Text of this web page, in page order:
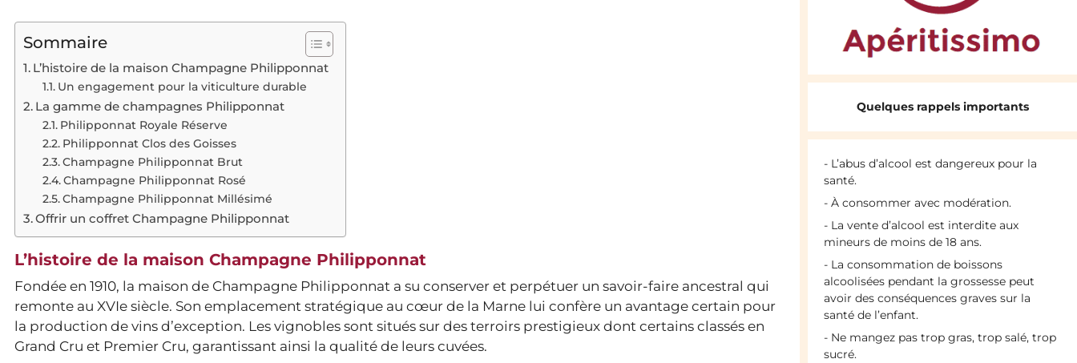
Sommaire
L’histoire de la maison Champagne Philipponnat
Un engagement pour la viticulture durable
La gamme de champagnes Philipponnat
Philipponnat Royale Réserve
Philipponnat Clos des Goisses
Champagne Philipponnat Brut
Champagne Philipponnat Rosé
Champagne Philipponnat Millésimé
Offrir un coffret Champagne Philipponnat
L’histoire de la maison Champagne Philipponnat
Fondée en 1910, la maison de Champagne Philipponnat a su conserver et perpétuer un savoir-faire ancestral qui
remonte au XVIe siècle. Son emplacement stratégique au cœur de la Marne lui confère un avantage certain pour
la production de vins d’exception. Les vignobles sont situés sur des terroirs prestigieux dont certains classés en
Grand Cru et Premier Cru, garantissant ainsi la qualité de leurs cuvées.
Quelques rappels importants
- L’abus d’alcool est dangereux pour la
santé.
- À consommer avec modération.
- La vente d’alcool est interdite aux
mineurs de moins de 18 ans.
- La consommation de boissons
alcoolisées pendant la grossesse peut
avoir des conséquences graves sur la
santé de l’enfant.
- Ne mangez pas trop gras, trop salé, trop
sucré.